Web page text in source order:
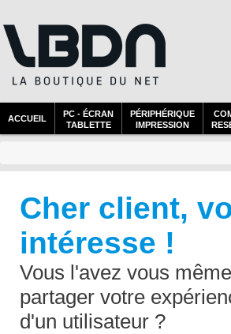
ACCUEIL
PC - ÉCRAN
TABLETTE
PÉRIPHÉRIQUE
IMPRESSION
Cher client,
intéresse !
Vous l'avez vous
partager votre
d'un utilisateur ?